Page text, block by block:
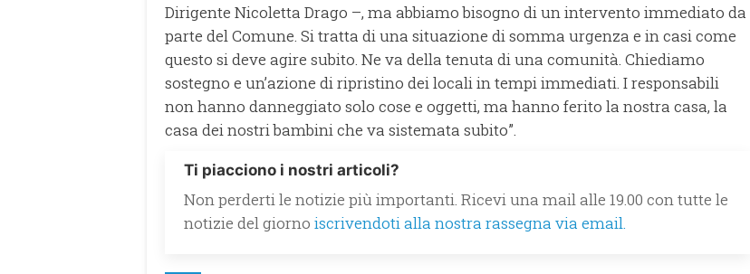
Dirigente Nicoletta Drago –, ma abbiamo bisogno di un intervento immediato da
parte del Comune. Si tratta di una situazione di somma urgenza e in casi come
questo si deve agire subito. Ne va della tenuta di una comunità. Chiediamo
sostegno e un’azione di ripristino dei locali in tempi immediati. I responsabili
non hanno danneggiato solo cose e oggetti, ma hanno ferito la nostra casa, la
casa dei nostri bambini che va sistemata subito”.
Ti piacciono i nostri articoli?
Non perderti le notizie più importanti. Ricevi una mail alle 19.00 con tutte le
notizie del giorno iscrivendoti alla nostra rassegna via email.